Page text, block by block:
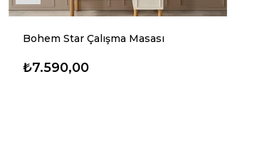
Bohem Star Çalışma Masası
₺7.590,00